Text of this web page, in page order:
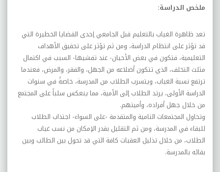
ملخص الدراسة:
تعد ظاهرة الغياب بالتعليم قبل الجامعي إحدى القضايا الخطيرة التي
قد تؤثر على انتظام الدراسة، ومن ثم تؤثر على تحقيق الأهداف
التعليمية، فتکون في بعض الأحيان- عند تفشيها- السبب في اکتمال
مثلث التخلف، الذي تتکون أضلاعه من الجهل، والفقر، والمرض، فعندما
ترتفع نسبة الغياب، ويتسرب الطلاب من المدرسة، خاصةً في سنوات
الدراسة الأولى، يرتد الطلاب إلى الأمية، مما ينعکس سلباً على المجتمع
من خلال جهل أفراده، وأميتهم.
وتحاول المجتمعات النامية والمتقدمة -على السواء- اجتذاب الطلاب
للبقاء في المدرسة، ومن ثم التقليل بقدر الإمکان من نسب غياب
الطلاب، من خلال تذليل العقبات کافة التي قد تحول بين الطالب وبين
بقائه بالمدرسة.